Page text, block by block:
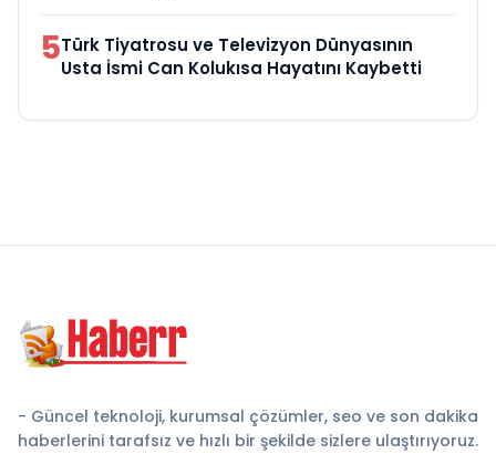
5Türk Tiyatrosu ve Televizyon Dünyasının
Usta İsmi Can Kolukısa Hayatını Kaybetti
- Güncel teknoloji, kurumsal çözümler, seo ve son dakika
haberlerini tarafsız ve hızlı bir şekilde sizlere ulaştırıyoruz.